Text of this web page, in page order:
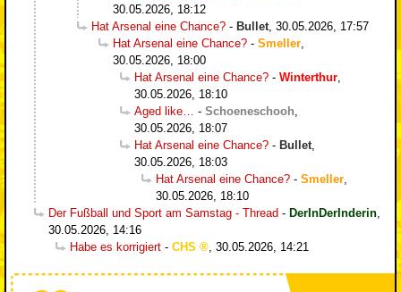
30.05.2026, 18:12
Hat Arsenal eine Chance? - Bullet 30.05.2026, 17:57
Hat Arsenal eine Chance? - Smeller
30.05.2026, 18:00
Hat Arsenal eine Chance? - Winterthur
30.05.2026, 18:10
Aged like…
- Schoeneschooh
30.05.2026, 18:07
Hat Arsenal eine Chance? - Bullet
30.05.2026, 18:03
Hat Arsenal eine Chance? - Smeller
30.05.2026, 18:10
Der Fußball und Sport am Samstag - Thread - DerInDerInderin
30.05.2026, 14:16
Habe es korrigiert - CHS 30.05.2026, 14:21